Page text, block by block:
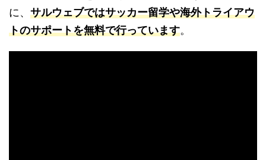
に、 サルウェブではサッカー留学や海外トライアウ
トのサポートを無料で行っています。